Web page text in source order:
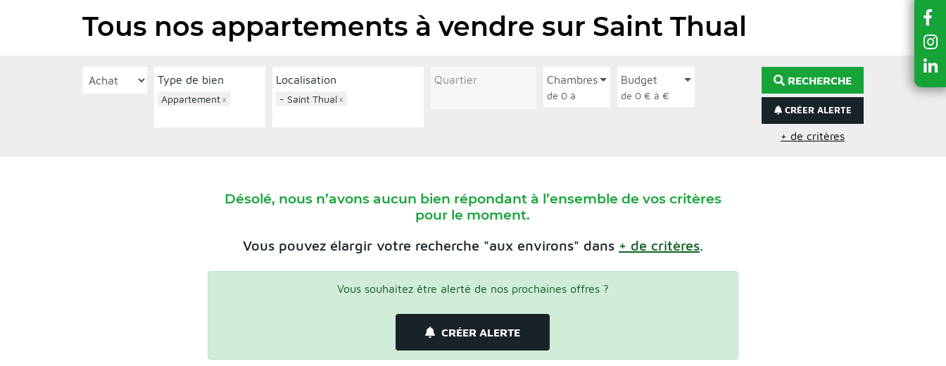
Tous nos appartements à vendre sur Saint Thual
Type de bien
×
Appartement
Localisation
×
- Saint Thual
Quartier Chambres
de 0 à
Budget
de 0 € à €
RECHERCHE
CRÉER ALERTE
+ de critères
Désolé, nous n’avons aucun bien répondant à l’ensemble de vos critères
pour le moment.
Vous pouvez élargir votre recherche "aux environs" dans + de critères.
Vous souhaitez être alerté de nos prochaines offres ?
CRÉER ALERTE